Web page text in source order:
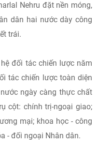
Nehru đặt nền móng,
dân hai nước dày công
trái.
đối tác chiến lược năm
tác chiến lược toàn diện
ngày càng thực chất
cột: chính trị-ngoại giao;
mại; khoa học - công
- đối ngoại Nhân dân.